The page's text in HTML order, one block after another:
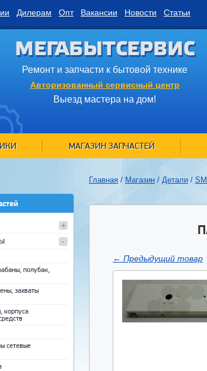
Дилерам Опт Вакансии Новости Статьи
МЕГАБЫТСЕРВИС
Ремонт и запчасти к бытовой технике
Авторизованный сервисный центр
Выезд мастера на дом!
МАГАЗИН ЗАПЧАСТЕЙ
полубак,
захваты
корпуса
сетевые
Главная / Магазин / Детали /
← Предыдущий товар